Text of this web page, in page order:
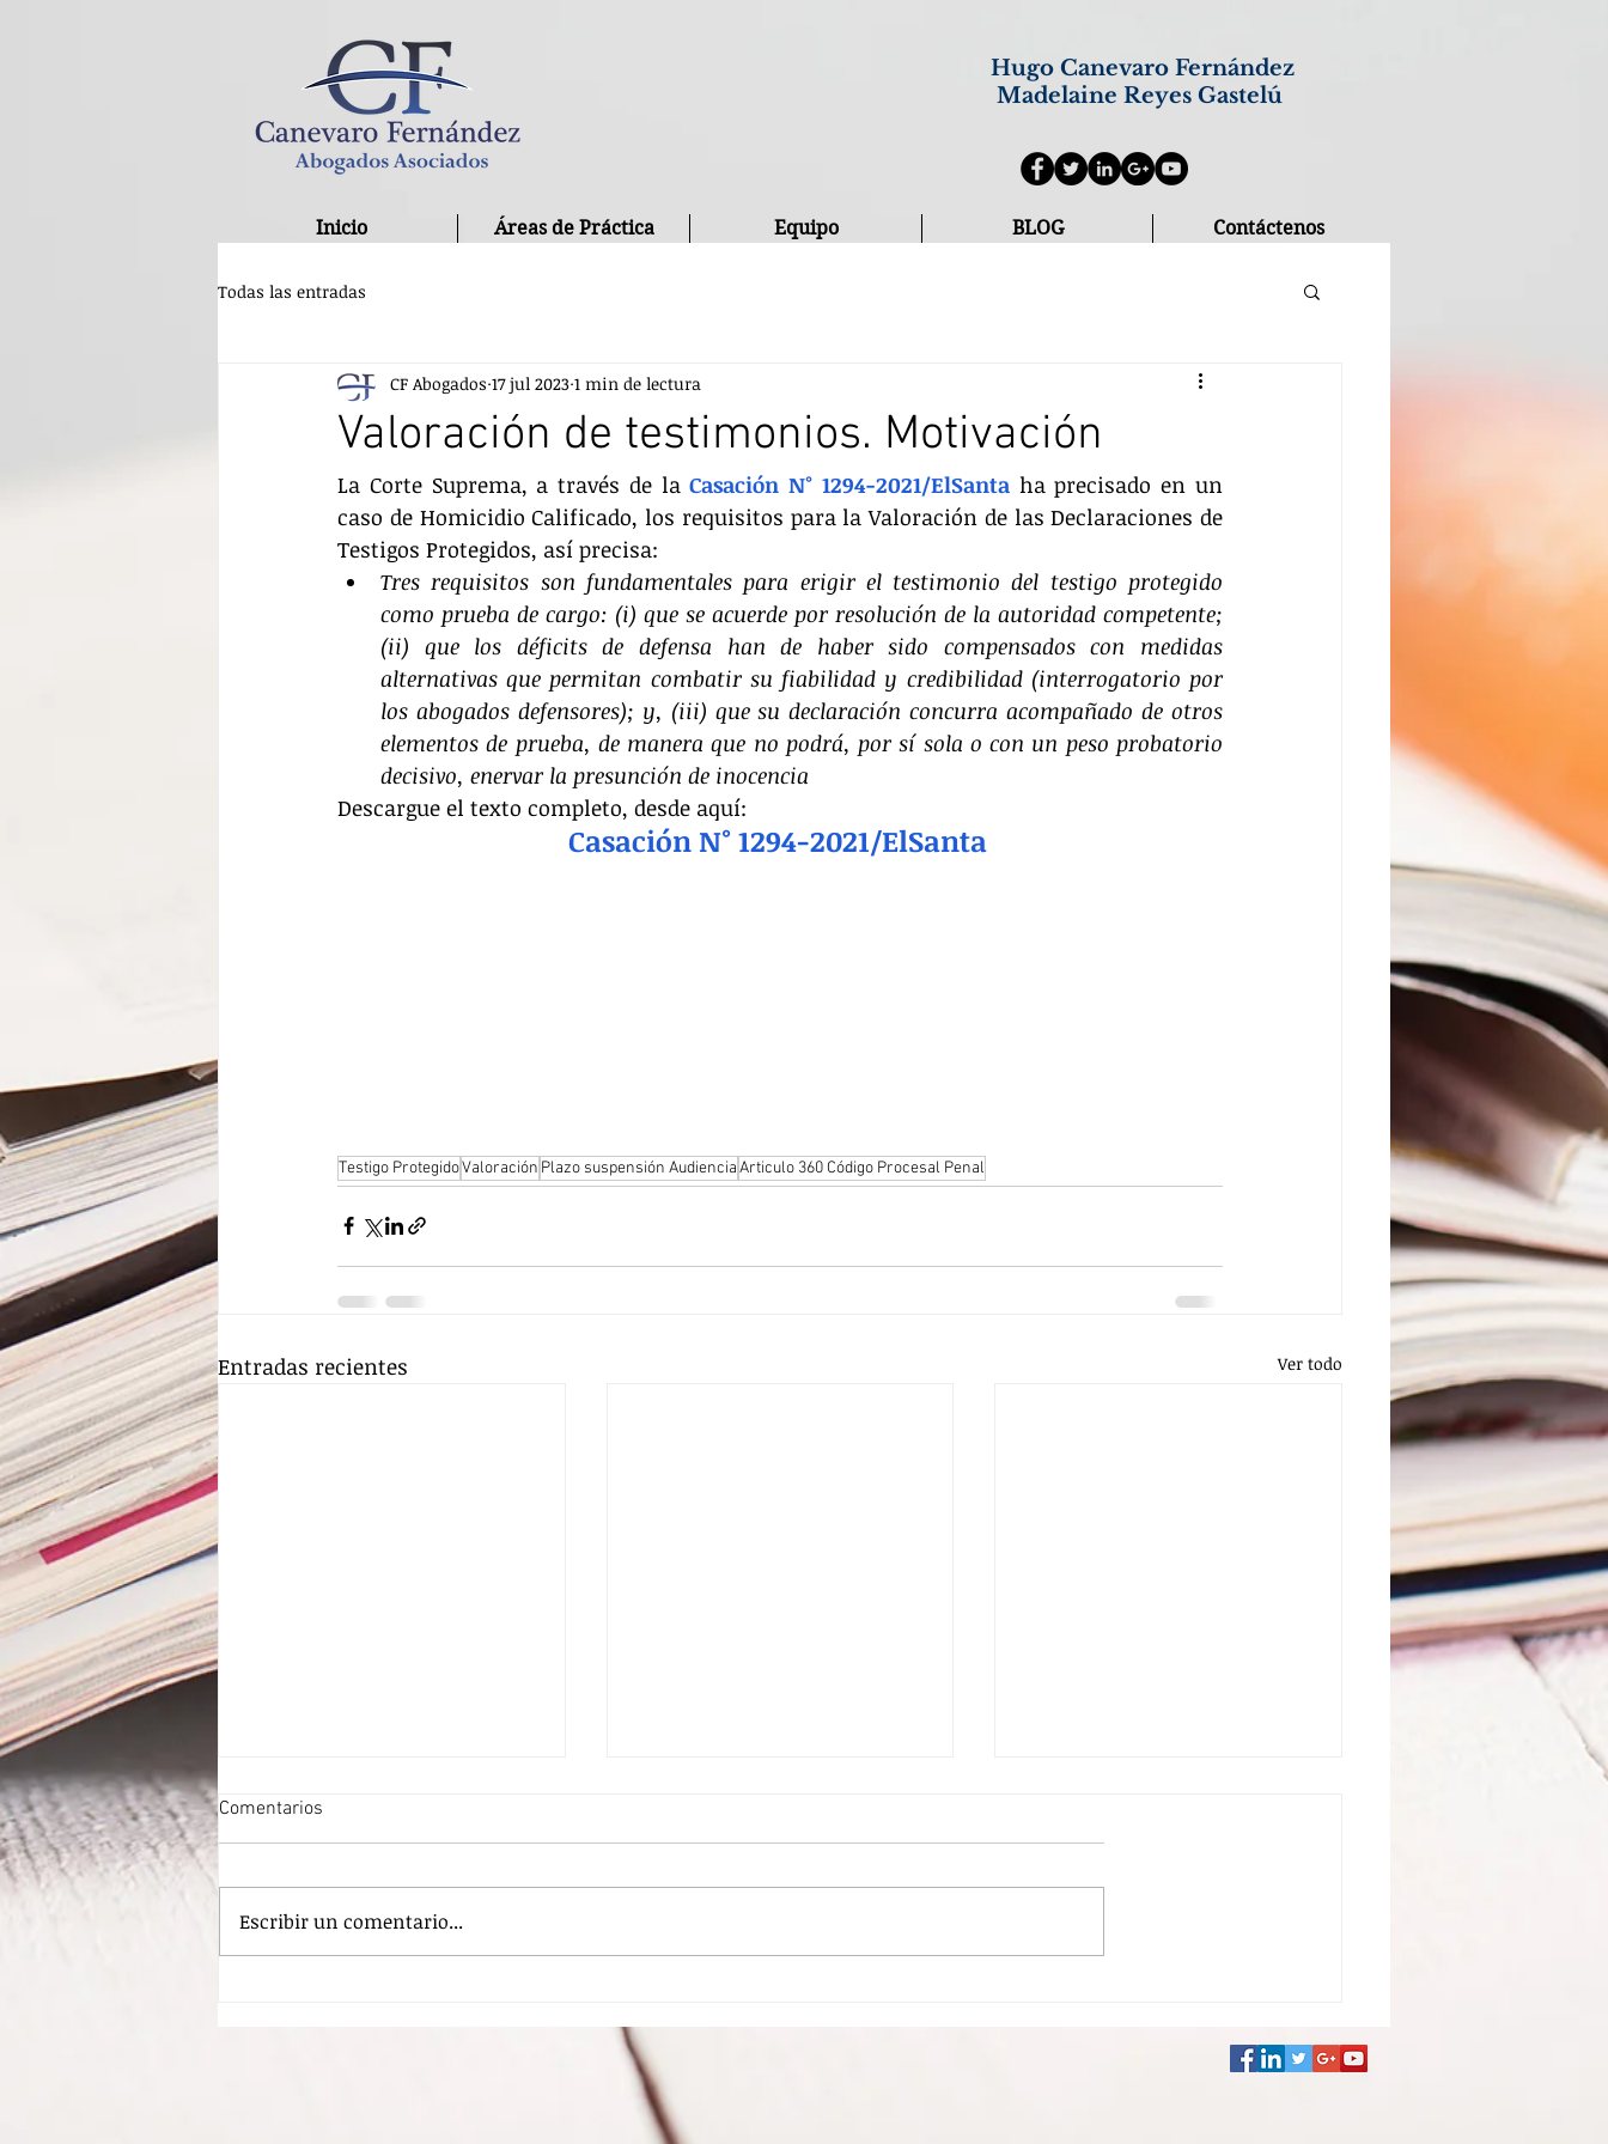
Hugo Canevaro Fernández
Madelaine Reyes Gastelú
Inicio Áreas de Práctica Equipo BLOG Contáctenos
Todas las entradas
Valoración de testimonios. Motivación
CF Abogados 17 jul 2023 1 min de lectura
La Corte Suprema, a través de la Casación N° 1294-2021/ElSanta ha precisado en un
caso de Homicidio Calificado, los requisitos para la Valoración de las Declaraciones de
Testigos Protegidos, así precisa:
Tres requisitos son fundamentales para erigir el testimonio del testigo protegido
como prueba de cargo: (i) que se acuerde por resolución de la autoridad competente;
(ii) que los déficits de defensa han de haber sido compensados con medidas
alternativas que permitan combatir su fiabilidad y credibilidad (interrogatorio por
los abogados defensores); y, (iii) que su declaración concurra acompañado de otros
elementos de prueba, de manera que no podrá, por sí sola o con un peso probatorio
decisivo, enervar la presunción de inocencia
Descargue el texto completo, desde aquí:
Casación N° 1294-2021/ElSanta
Testigo ProtegidoValoración Plazo suspensión AudienciaArticulo 360 Código Procesal Penal
Entradas recientes Ver todo
Comentarios
Escribir un comentario...